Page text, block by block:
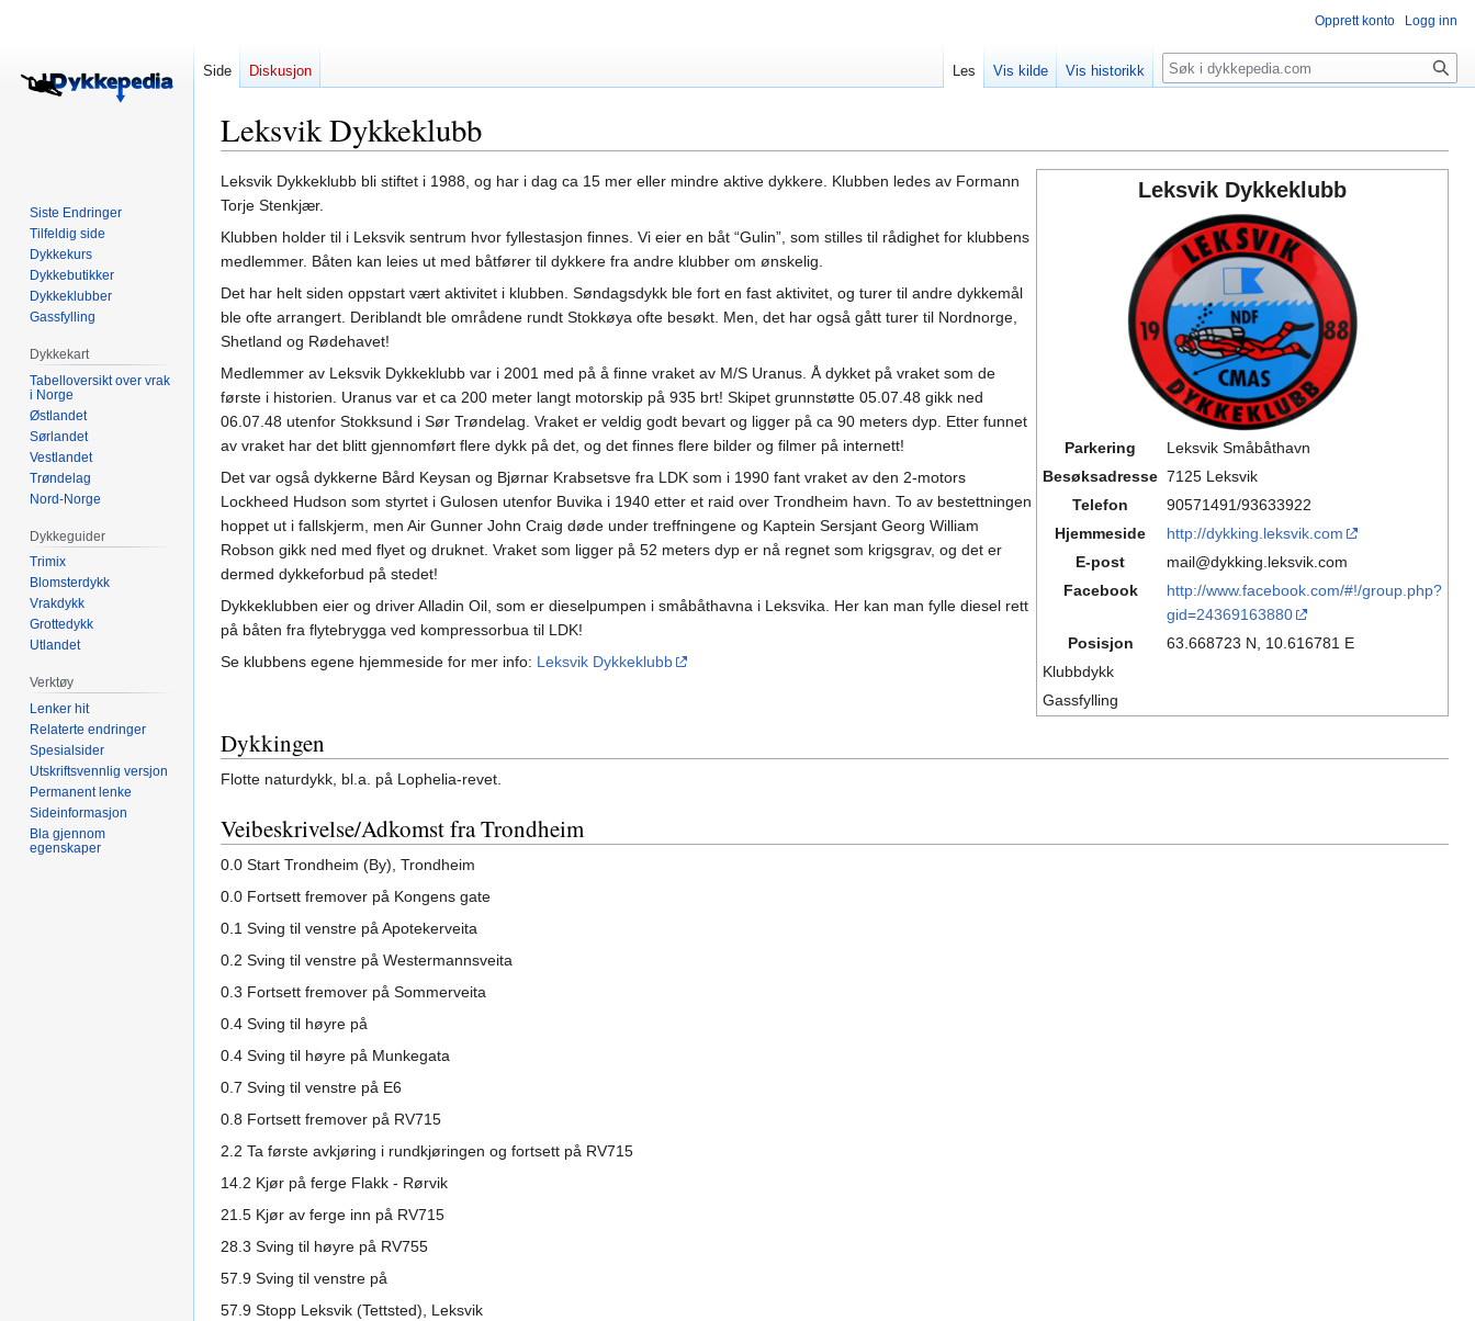
Leksvik Dykkeklubb
Hopp
til
navigering
Hopp
til
søk
Leksvik Dykkeklubb
Parkering
Leksvik Småbåthavn
Besøksadresse 7125 Leksvik
Telefon
90571491/93633922
Hjemmeside
http://dykking.leksvik.com
E-post
mail@dykking.leksvik.com
Facebook
http://www.facebook.com/#!/group.php?
gid=24369163880
Posisjon
63.668723 N, 10.616781 E
Klubbdykk
Gassfylling
Leksvik Dykkeklubb bli stiftet i 1988, og har i dag ca 15 mer eller mindre aktive dykkere. Klubben ledes av Formann
Torje Stenkjær.
Klubben holder til i Leksvik sentrum hvor fyllestasjon finnes. Vi eier en båt “Gulin”, som stilles til rådighet for klubbens
medlemmer. Båten kan leies ut med båtfører til dykkere fra andre klubber om ønskelig.
Det har helt siden oppstart vært aktivitet i klubben. Søndagsdykk ble fort en fast aktivitet, og turer til andre dykkemål
ble ofte arrangert. Deriblandt ble områdene rundt Stokkøya ofte besøkt. Men, det har også gått turer til Nordnorge,
Shetland og Rødehavet!
Medlemmer av Leksvik Dykkeklubb var i 2001 med på å finne vraket av M/S Uranus. Å dykket på vraket som de
første i historien. Uranus var et ca 200 meter langt motorskip på 935 brt! Skipet grunnstøtte 05.07.48 gikk ned
06.07.48 utenfor Stokksund i Sør Trøndelag. Vraket er veldig godt bevart og ligger på ca 90 meters dyp. Etter funnet
av vraket har det blitt gjennomført flere dykk på det, og det finnes flere bilder og filmer på internett!
Det var også dykkerne Bård Keysan og Bjørnar Krabsetsve fra LDK som i 1990 fant vraket av den 2-motors
Lockheed Hudson som styrtet i Gulosen utenfor Buvika i 1940 etter et raid over Trondheim havn. To av bestettningen
hoppet ut i fallskjerm, men Air Gunner John Craig døde under treffningene og Kaptein Sersjant Georg William
Robson gikk ned med flyet og druknet. Vraket som ligger på 52 meters dyp er nå regnet som krigsgrav, og det er
dermed dykkeforbud på stedet!
Dykkeklubben eier og driver Alladin Oil, som er dieselpumpen i småbåthavna i Leksvika. Her kan man fylle diesel rett
på båten fra flytebrygga ved kompressorbua til LDK!
Se klubbens egene hjemmeside for mer info: Leksvik Dykkeklubb
Dykkingen
Flotte naturdykk, bl.a. på Lophelia-revet.
Veibeskrivelse/Adkomst fra Trondheim
0.0 Start Trondheim (By), Trondheim
0.0 Fortsett fremover på Kongens gate
0.1 Sving til venstre på Apotekerveita
0.2 Sving til venstre på Westermannsveita
0.3 Fortsett fremover på Sommerveita
0.4 Sving til høyre på
0.4 Sving til høyre på Munkegata
0.7 Sving til venstre på E6
0.8 Fortsett fremover på RV715
2.2 Ta første avkjøring i rundkjøringen og fortsett på RV715
14.2 Kjør på ferge Flakk - Rørvik
21.5 Kjør av ferge inn på RV715
28.3 Sving til høyre på RV755
57.9 Sving til venstre på
57.9 Stopp Leksvik (Tettsted), Leksvik
Opprett konto Logg inn
Side Diskusjon Les Vis kilde Vis historikk Søk
Siste Endringer
Tilfeldig side
Dykkekurs
Dykkebutikker
Dykkeklubber
Gassfylling
Dykkekart
Tabelloversikt over vrak
i Norge
Østlandet
Sørlandet
Vestlandet
Trøndelag
Nord-Norge
Dykkeguider
Trimix
Blomsterdykk
Vrakdykk
Grottedykk
Utlandet
Verktøy
Lenker hit
Relaterte endringer
Spesialsider
Utskriftsvennlig versjon
Permanent lenke
Sideinformasjon
Bla gjennom
egenskaper